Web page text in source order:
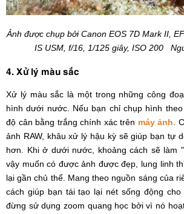
Ảnh được chụp bởi Canon EOS 7D Mark II,
IS USM, f/16, 1/125 giây, ISO 200
4. Xử lý màu sắc
Xử lý màu sắc là một trong những công
hình dưới nước. Nếu bạn chỉ chụp hình
độ cân bằng trắng chính xác trên máy ảnh .
ảnh RAW, khâu xử lý hậu kỳ sẽ giúp bạn tự
hơn. Khi ở dưới nước, khoảng cách sẽ làm
vậy muốn có được ảnh được đẹp, lung linh
lại gần chủ thể. Mang theo nguồn sáng của
cách giúp bạn tái tạo lại nét sống động cho
đừng sử dụng zoom quang học bởi vì nó